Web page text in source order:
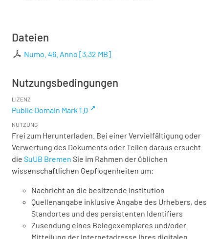
Dateien
Numo. 46. Anno [3,32 MB]
Nutzungsbedingungen
LIZENZ
Public Domain Mark 1.0
NUTZUNG
Frei zum Herunterladen. Bei einer Vervielfältigung oder
Verwertung des Dokuments oder Teilen daraus ersucht
die SuUB Bremen Sie im Rahmen der üblichen
wissenschaftlichen Gepflogenheiten um:
Nachricht an die besitzende Institution
Quellenangabe inklusive Angabe des Urhebers, des
Standortes und des persistenten Identifiers
Zusendung eines Belegexemplares und/oder
Mitteilung der Internetadresse Ihres digitalen